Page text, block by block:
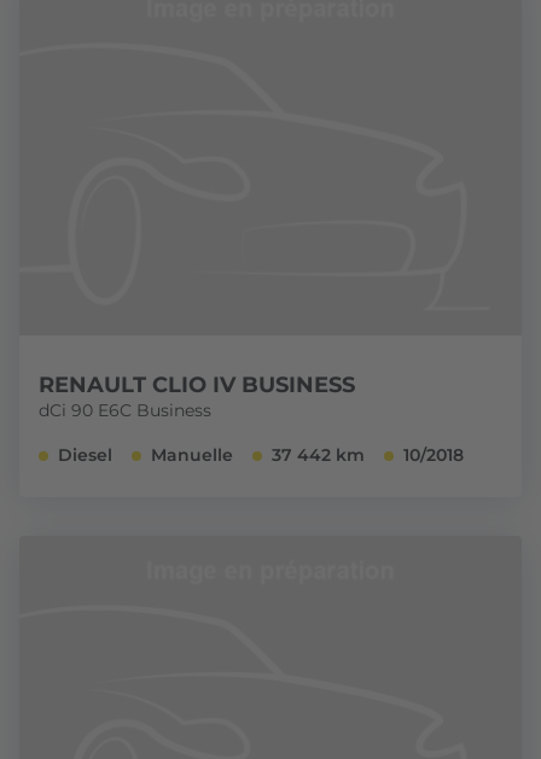
RENAULT CLIO IV BUSINESS
dCi 90 E6C Business
Diesel Manuelle 37 442 km 10/2018